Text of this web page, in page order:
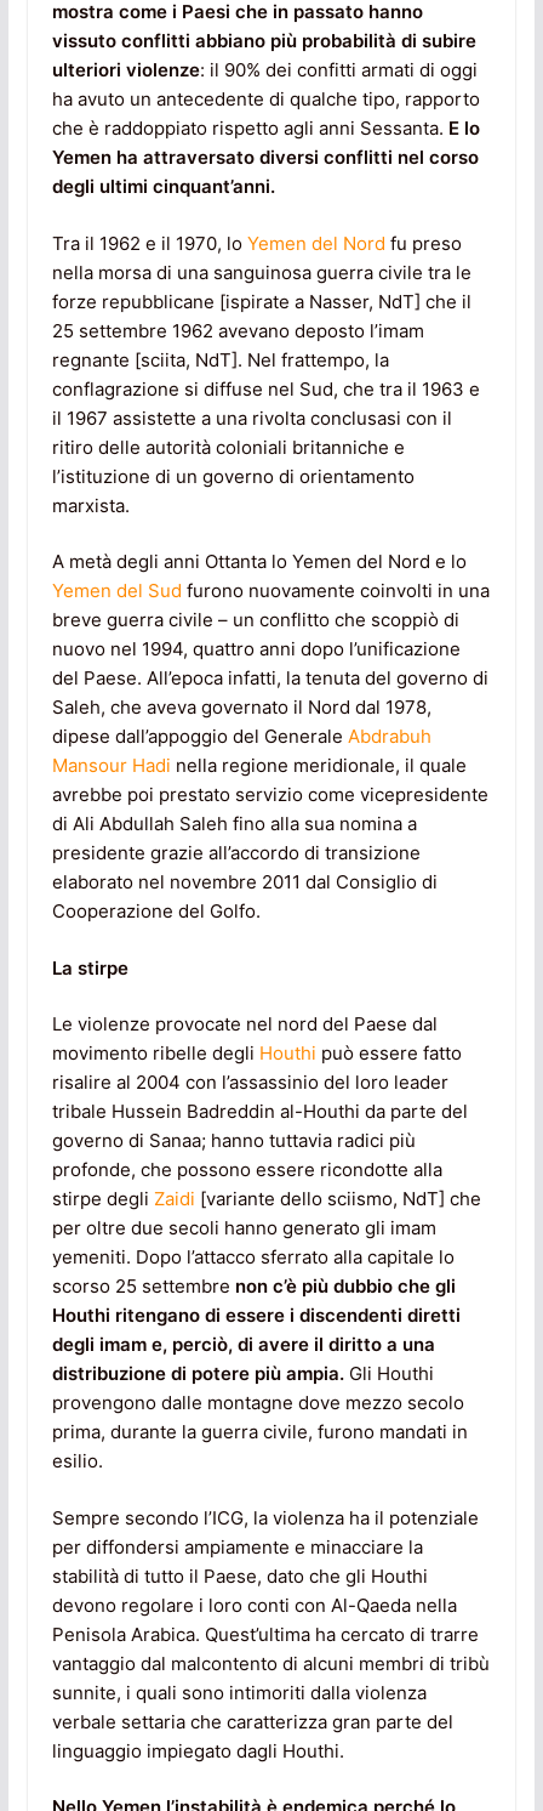
mostra come i Paesi che in passato hanno
vissuto conflitti abbiano più probabilità di subire
ulteriori violenze: il 90% dei confitti armati di oggi
ha avuto un antecedente di qualche tipo, rapporto
che è raddoppiato rispetto agli anni Sessanta. E lo
Yemen ha attraversato diversi conflitti nel corso
degli ultimi cinquant’anni.
Tra il 1962 e il 1970, lo Yemen del Nord fu preso
nella morsa di una sanguinosa guerra civile tra le
forze repubblicane [ispirate a Nasser, NdT] che il
25 settembre 1962 avevano deposto l’imam
regnante [sciita, NdT]. Nel frattempo, la
conflagrazione si diffuse nel Sud, che tra il 1963 e
il 1967 assistette a una rivolta conclusasi con il
ritiro delle autorità coloniali britanniche e
l’istituzione di un governo di orientamento
marxista.
A metà degli anni Ottanta lo Yemen del Nord e lo
Yemen del Sud furono nuovamente coinvolti in una
breve guerra civile – un conflitto che scoppiò di
nuovo nel 1994, quattro anni dopo l’unificazione
del Paese. All’epoca infatti, la tenuta del governo di
Saleh, che aveva governato il Nord dal 1978,
dipese dall’appoggio del Generale Abdrabuh
Mansour Hadi nella regione meridionale, il quale
avrebbe poi prestato servizio come vicepresidente
di Ali Abdullah Saleh fino alla sua nomina a
presidente grazie all’accordo di transizione
elaborato nel novembre 2011 dal Consiglio di
Cooperazione del Golfo.
La stirpe
Le violenze provocate nel nord del Paese dal
movimento ribelle degli Houthi può essere fatto
risalire al 2004 con l’assassinio del loro leader
tribale Hussein Badreddin al-Houthi da parte del
governo di Sanaa; hanno tuttavia radici più
profonde, che possono essere ricondotte alla
stirpe degli Zaidi [variante dello sciismo, NdT] che
per oltre due secoli hanno generato gli imam
yemeniti. Dopo l’attacco sferrato alla capitale lo
scorso 25 settembre non c’è più dubbio che gli
Houthi ritengano di essere i discendenti diretti
degli imam e, perciò, di avere il diritto a una
distribuzione di potere più ampia.Gli Houthi
provengono dalle montagne dove mezzo secolo
prima, durante la guerra civile, furono mandati in
esilio.
Sempre secondo l’ICG, la violenza ha il potenziale
per diffondersi ampiamente e minacciare la
stabilità di tutto il Paese, dato che gli Houthi
devono regolare i loro conti con Al-Qaeda nella
Penisola Arabica. Quest’ultima ha cercato di trarre
vantaggio dal malcontento di alcuni membri di tribù
sunnite, i quali sono intimoriti dalla violenza
verbale settaria che caratterizza gran parte del
linguaggio impiegato dagli Houthi.